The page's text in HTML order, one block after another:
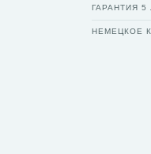
ГАРАНТИЯ 5
НЕМЕЦКОЕ